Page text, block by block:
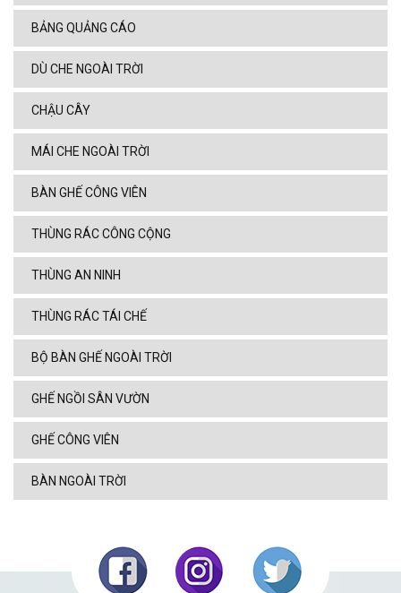
BẢNG QUẢNG CÁO
DÙ CHE NGOÀI TRỜI
CHẬU CÂY
MÁI CHE NGOÀI TRỜI
BÀN GHẾ CÔNG VIÊN
THÙNG RÁC CÔNG CỘNG
THÙNG AN NINH
THÙNG RÁC TÁI CHẾ
BỘ BÀN GHẾ NGOÀI TRỜI
GHẾ NGỒI SÂN VƯỜN
GHẾ CÔNG VIÊN
BÀN NGOÀI TRỜI